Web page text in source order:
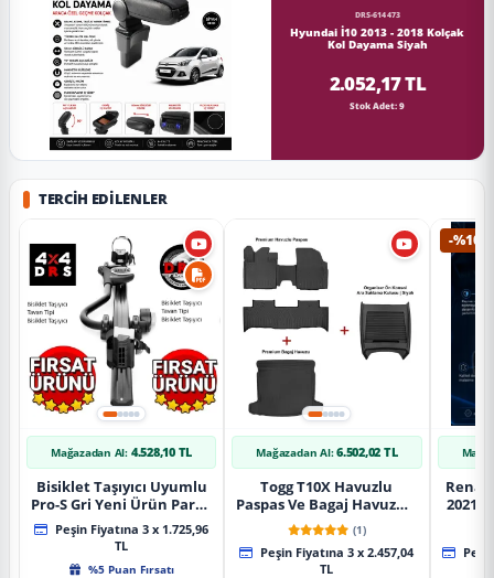
DRS-614473
Hyundai İ10 2013 - 2018 Kolçak
Kol Dayama Siyah
2.052,17 TL
Stok Adet: 9
TERCIH EDILENLER
Mağazadan Al: 4.528,10 TL
Bisiklet Taşıyıcı Uyumlu
Pro-S Gri Yeni Ürün Parça
Tavan Tipi Bisiklet
Taşıyıcı
Peşin Fiyatına 3 x 1.725,96
TL
%5 Puan Fırsatı
Mağazadan Al: 6.502,02 TL
Togg T10X Havuzlu
Paspas Ve Bagaj Havuzu +
Siyah Organizer
(1)
Peşin Fiyatına 3 x 2.457,04
TL
-%10
2021